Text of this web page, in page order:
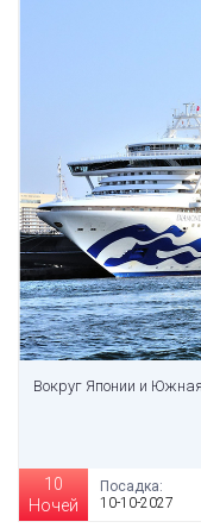
Вокруг Японии и
10
Ночей
Посадка:
10-10-2027